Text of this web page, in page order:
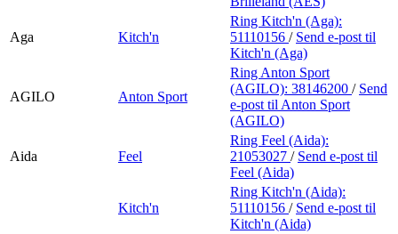
Aga Kitch'n
Ring Kitch'n (Aga):
51110156 / Send e-post til
Kitch'n (Aga)
AGILO Anton Sport
Ring Anton Sport
(AGILO): 38146200 / Send
e-post til Anton Sport
(AGILO)
Aida Feel
Ring Feel (Aida):
21053027 / Send e-post til
Feel (Aida)
Kitch'n
Ring Kitch'n (Aida):
51110156 / Send e-post til
Kitch'n (Aida)